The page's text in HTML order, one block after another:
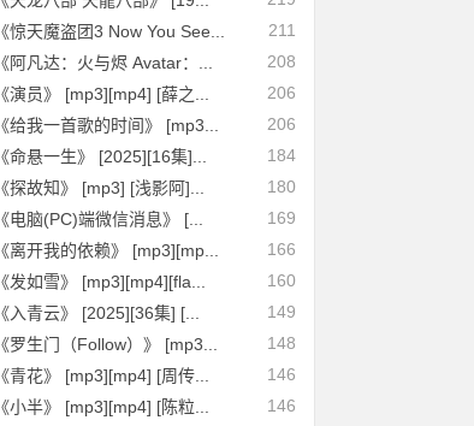
211
《惊天魔盗团3 Now You See...
208
《阿凡达：火与烬 Avatar：...
206
《演员》 [mp3][mp4] [薛之...
206
《给我一首歌的时间》 [mp3...
184
《命悬一生》 [2025][16集]...
180
《探故知》 [mp3] [浅影阿]...
169
《电脑(PC)端微信消息》 [...
166
《离开我的依赖》 [mp3][mp...
160
《发如雪》 [mp3][mp4][fla...
149
《入青云》 [2025][36集] [...
148
《罗生门（Follow）》 [mp3...
146
《青花》 [mp3][mp4] [周传...
146
《小半》 [mp3][mp4] [陈粒...